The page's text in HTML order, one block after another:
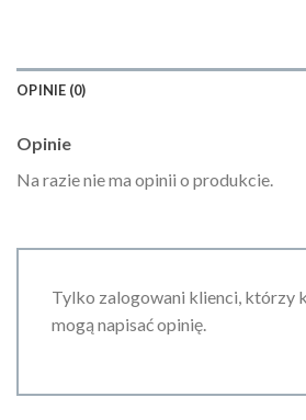
OPINIE (0)
Opinie
Na razie nie ma opinii o produkcie.
Tylko zalogowani klienci, którzy
mogą napisać opinię.